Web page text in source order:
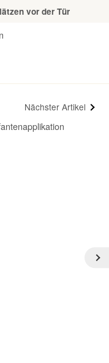
vor der Tür
Nächster Artikel